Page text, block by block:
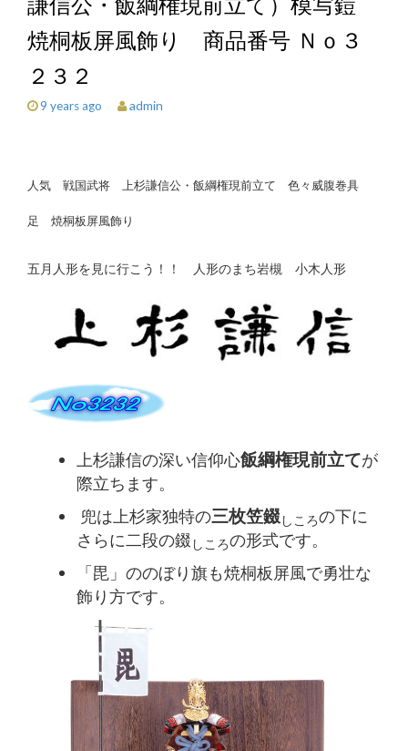
焼桐板屏風飾り 商品番号 Ｎｏ３
２３２
9 years ago admin
人気 戦国武将 上杉謙信公・飯綱権現前立て 色々威腹巻具
足 焼桐板屏風飾り
五月人形を見に行こう！！ 人形のまち岩槻 小木人形
上杉謙信の深い信仰心飯綱権現前立てが
際立ちます。
兜は上杉家独特の三枚笠錣しころの下に
さらに二段の錣 しころの形式です。
「毘」ののぼり旗も焼桐板屏風で勇壮な
飾り方です。